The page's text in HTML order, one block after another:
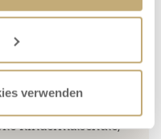
verwenden
Gebasteltes,
Kindermalschule,